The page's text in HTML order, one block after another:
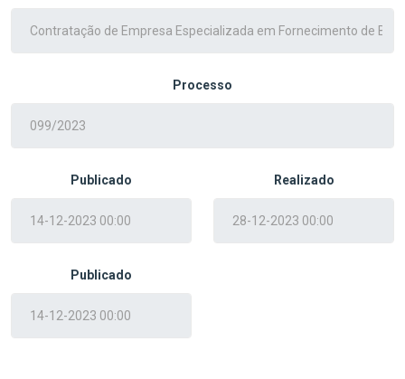
Processo
Publicado Realizado
Publicado